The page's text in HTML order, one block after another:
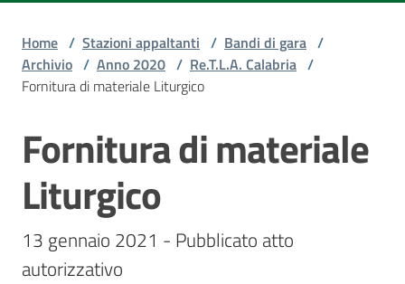
Stazioni
appaltanti
Home / Stazioni appaltanti / Bandi di gara /
Archivio / Anno 2020 / Re.T.L.A. Calabria /
Fornitura di materiale Liturgico
Salta al contenuto
Fornitura di materiale
Liturgico
13 gennaio 2021 - Pubblicato atto
autorizzativo